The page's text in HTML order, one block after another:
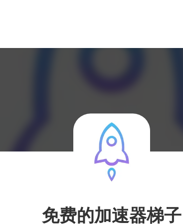
免费的加速器梯子